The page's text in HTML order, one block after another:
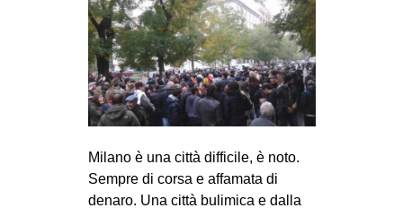
ARTE
CINEMA
MANIFESTI
MUSICA
INTERNAZIONALE
Milano è una città difficile, è noto.
Sempre di corsa e affamata di
denaro. Una città bulimica e dalla